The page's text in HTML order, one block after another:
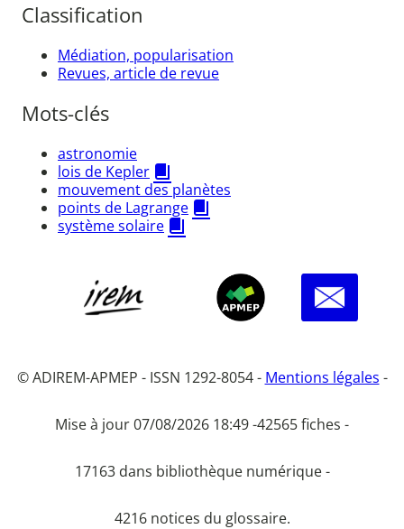
Classification
Médiation, popularisation
Revues, article de revue
Mots-clés
astronomie
lois de Kepler
mouvement des planètes
points de Lagrange
système solaire
© ADIREM-APMEP - ISSN 1292-8054 - Mentions légales -
Mise à jour 07/08/2026 18:49 -42565 fiches -
17163 dans bibliothèque numérique -
4216 notices du glossaire.